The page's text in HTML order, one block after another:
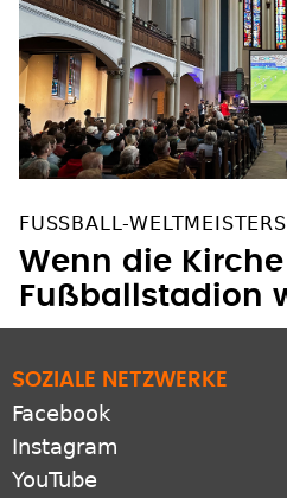
FUSSBALL-
Wenn die
Fußballstadion
SOZIALE NETZWERKE
Facebook
Instagram
YouTube